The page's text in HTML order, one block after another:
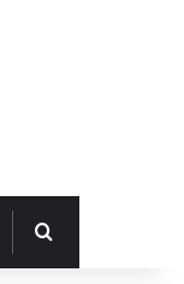
Hledat